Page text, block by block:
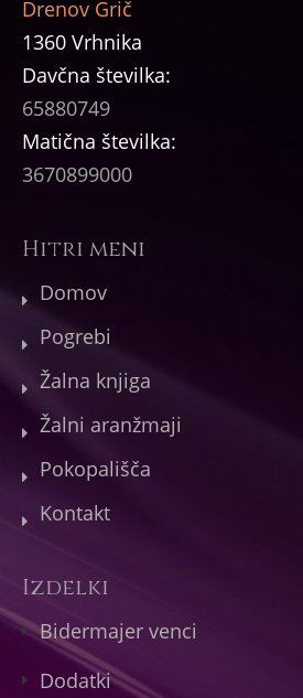
Drenov Grič
1360 Vrhnika
Davčna številka:
65880749
Matična številka:
3670899000
Hitri meni
Domov
Pogrebi
Žalna knjiga
Žalni aranžmaji
Pokopališča
Kontakt
Izdelki
Bidermajer venci
Dodatki